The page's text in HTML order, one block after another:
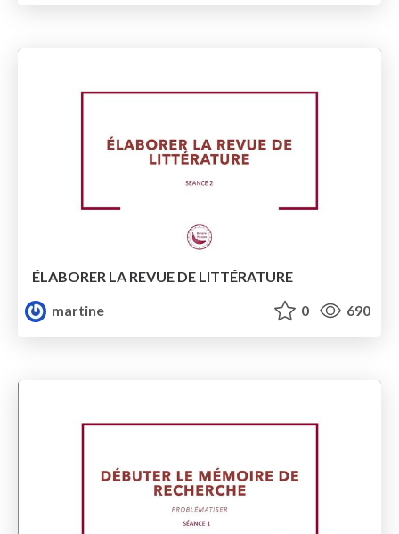
ÉLABORER LA REVUE DE LITTÉRATURE
martine
0 690